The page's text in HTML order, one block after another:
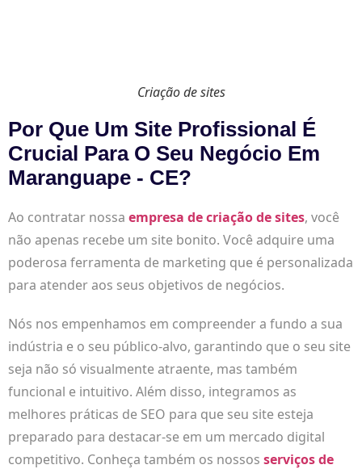
Criação de sites
Por Que Um Site Profissional É
Crucial Para O Seu Negócio Em
Maranguape - CE?
Ao contratar nossa empresa de criação de sites, você
não apenas recebe um site bonito. Você adquire uma
poderosa ferramenta de marketing que é personalizada
para atender aos seus objetivos de negócios.
Nós nos empenhamos em compreender a fundo a sua
indústria e o seu público-alvo, garantindo que o seu site
seja não só visualmente atraente, mas também
funcional e intuitivo. Além disso, integramos as
melhores práticas de SEO para que seu site esteja
preparado para destacar-se em um mercado digital
competitivo. Conheça também os nossos serviços de